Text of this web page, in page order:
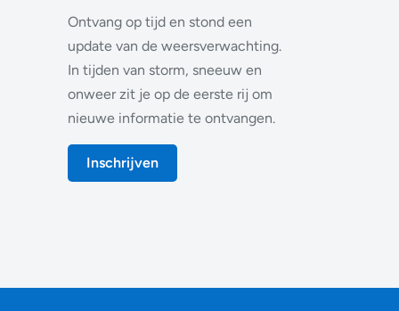
Ontvang op tijd en stond een
update van de weersverwachting.
In tijden van storm, sneeuw en
onweer zit je op de eerste rij om
nieuwe informatie te ontvangen.
Inschrijven